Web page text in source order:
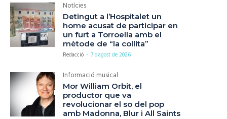
Notícies
Detingut a l’Hospitalet un
home acusat de participar en
un furt a Torroella amb el
mètode de “la collita”
Redacció - 7 d'agost de 2026
Informació musical
Mor William Orbit, el
productor que va
revolucionar el so del pop
amb Madonna, Blur i All Saints